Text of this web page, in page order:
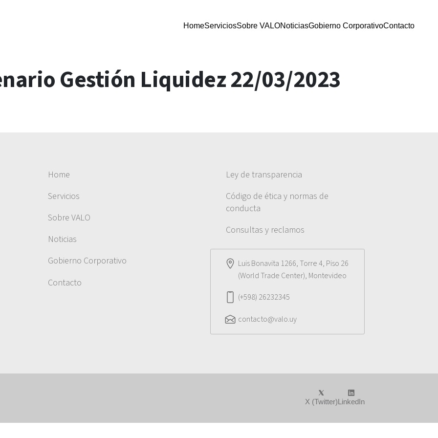
HomeServiciosSobre VALONoticiasGobierno CorporativoContacto
Gestión Liquidez 22/03/2023
Home
Servicios
Sobre VALO
Noticias
Gobierno Corporativo
Contacto
Ley de transparencia
Código de ética y normas de
conducta
Consultas y reclamos
Luis Bonavita 1266, Torre 4, Piso 26
(World Trade Center), Montevideo
(+598) 26232345
contacto@valo.uy
X (Twitter)LinkedIn